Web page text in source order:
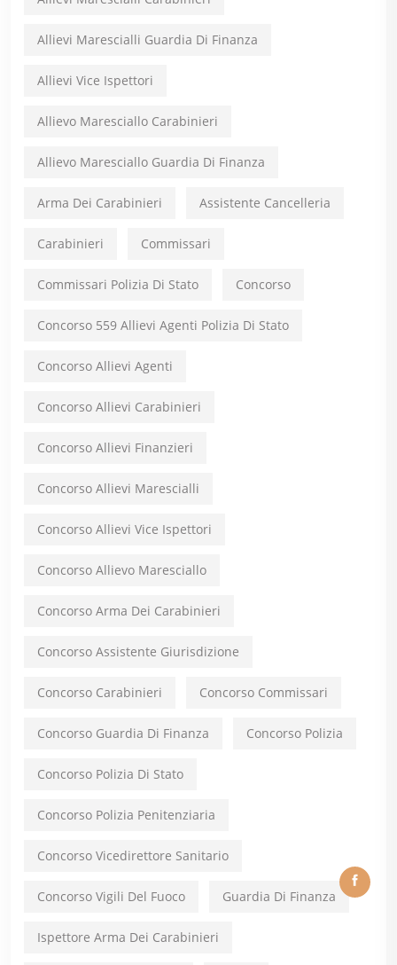
Allievi Marescialli Guardia Di Finanza
Allievi Vice Ispettori
Allievo Maresciallo Carabinieri
Allievo Maresciallo Guardia Di Finanza
Arma Dei Carabinieri Assistente Cancelleria
Carabinieri Commissari
Commissari Polizia Di Stato Concorso
Concorso 559 Allievi Agenti Polizia Di Stato
Concorso Allievi Agenti
Concorso Allievi Carabinieri
Concorso Allievi Finanzieri
Concorso Allievi Marescialli
Concorso Allievi Vice Ispettori
Concorso Allievo Maresciallo
Concorso Arma Dei Carabinieri
Concorso Assistente Giurisdizione
Concorso Carabinieri Concorso Commissari
Concorso Guardia Di Finanza Concorso Polizia
Concorso Polizia Di Stato
Concorso Polizia Penitenziaria
Concorso Vicedirettore Sanitario
Concorso Vigili Del Fuoco Guardia Di Finanza
Ispettore Arma Dei Carabinieri